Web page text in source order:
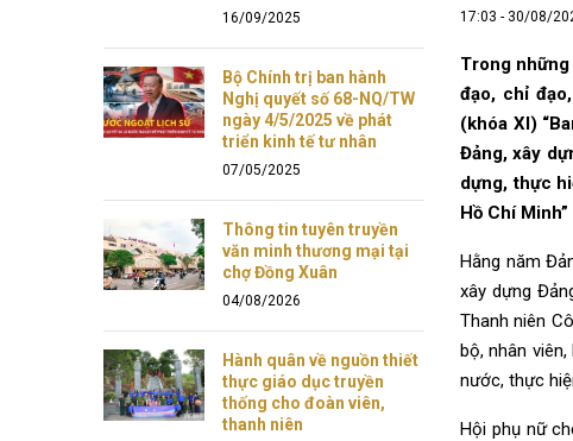
16/09/2025
Bộ Chính trị ban hành
Nghị quyết số 68-NQ/TW
ngày 4/5/2025 về phát
triển kinh tế tư nhân
07/05/2025
Thông tin tuyên truyền
văn minh thương mại tại
chợ Đồng Xuân
04/08/2026
Hành quân về nguồn thiết
thực giáo dục truyền
thống cho đoàn viên,
thanh niên
17:03 - 30/08/
Trong
đạo, chỉ
(khóa XI)
Đảng, xây
dựng, thực
Hồ Chí Minh”
Hằng năm
xây dựng
Thanh niên
bộ, nhân
nước, thực
Hội phụ nữ